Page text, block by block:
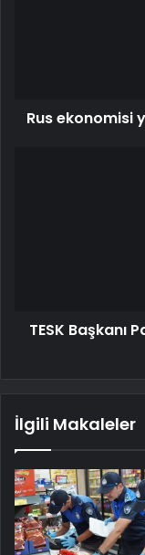
Rus ekonomisi
TESK Başkanı
İlgili Makaleler